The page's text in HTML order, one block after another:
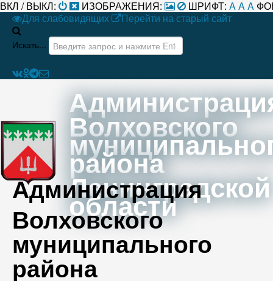
ВКЛ / ВЫКЛ: ИЗОБРАЖЕНИЯ: ШРИФТ: AAA
Для слабовидящих
Перейти на старый сайт
Искать...
Волховского
района
Ленинградской
области
Администрация
Волховского
муниципального
района